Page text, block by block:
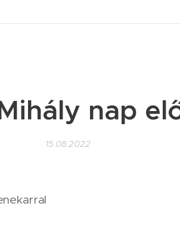
nap
15.08.2022